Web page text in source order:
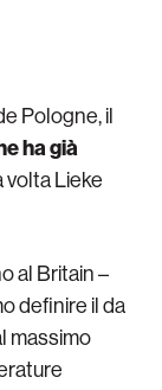
Pologne, il
ha già
volta Lieke
al Britain –
definire il da
massimo